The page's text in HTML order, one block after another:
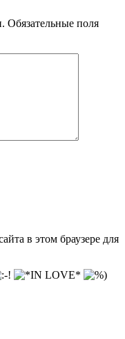
Обязательные поля
в этом браузере для